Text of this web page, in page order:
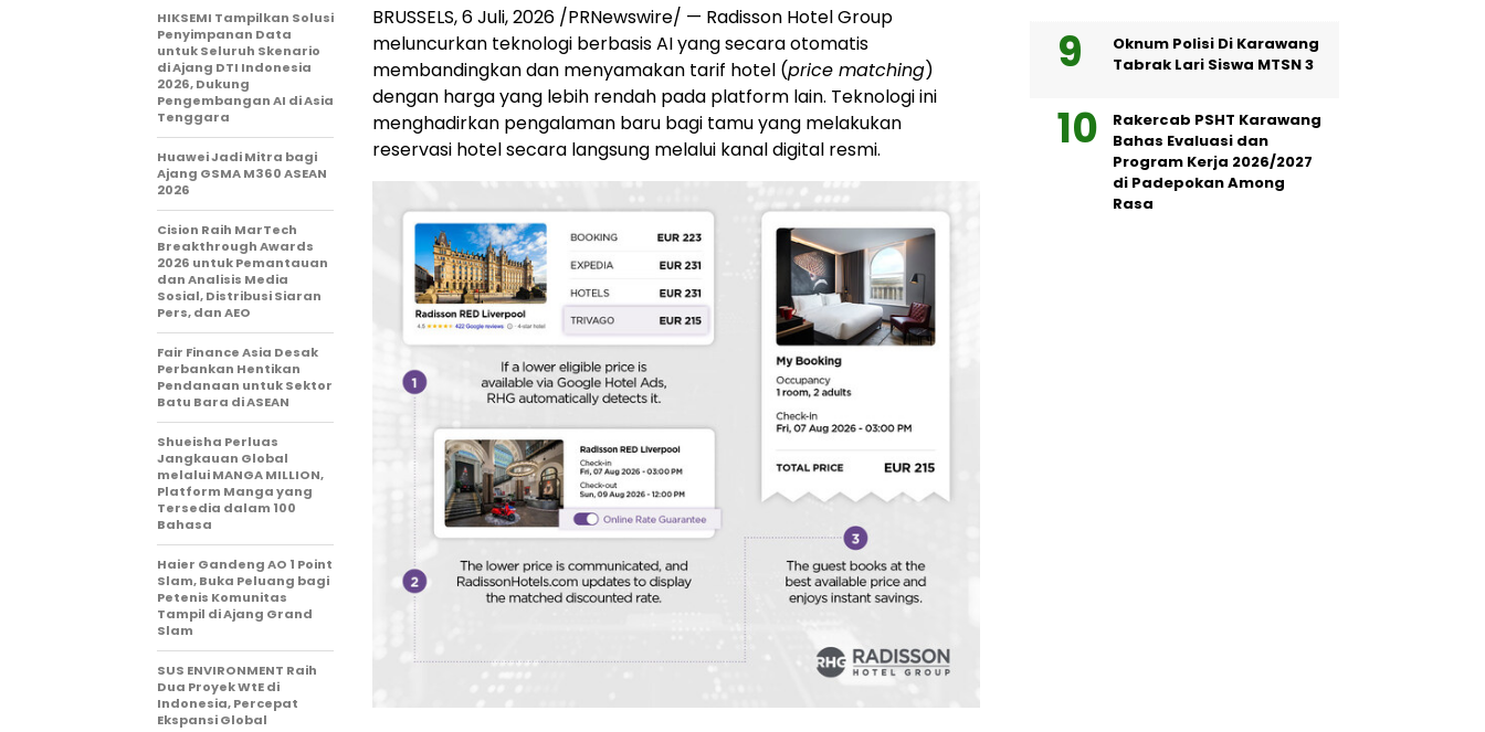
BRUSSELS,6 Juli, 2026 /PRNewswire/ — Radisson Hotel Group
meluncurkan teknologi berbasis AI yang secara otomatis
membandingkan dan menyamakan tarif hotel (price matching)
dengan harga yang lebih rendah pada platform lain. Teknologi ini
menghadirkan pengalaman baru bagi tamu yang melakukan
reservasi hotel secara langsung melalui kanal digital resmi.
HIKSEMI Tampilkan Solusi
Penyimpanan Data
untuk Seluruh Skenario
di Ajang DTI Indonesia
2026, Dukung
Pengembangan AI di Asia
Tenggara
Huawei Jadi Mitra bagi
Ajang GSMA M360 ASEAN
2026
Cision Raih MarTech
Breakthrough Awards
2026 untuk Pemantauan
dan Analisis Media
Sosial, Distribusi Siaran
Pers, dan AEO
Fair Finance Asia Desak
Perbankan Hentikan
Pendanaan untuk Sektor
Batu Bara di ASEAN
Shueisha Perluas
Jangkauan Global
melalui MANGA MILLION,
Platform Manga yang
Tersedia dalam 100
Bahasa
Haier Gandeng AO 1 Point
Slam, Buka Peluang bagi
Petenis Komunitas
Tampil di Ajang Grand
Slam
SUS ENVIRONMENT Raih
Dua Proyek WtE di
Indonesia, Percepat
Ekspansi Global
Oknum Polisi Di Karawang
Tabrak Lari Siswa MTSN 3
Rakercab PSHT Karawang
Bahas Evaluasi dan
Program Kerja 2026/2027
di Padepokan Among
Rasa